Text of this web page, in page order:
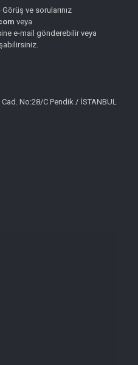
Görüş ve sorularınız
veya
e-mail gönderebilir veya
No:28/C Pendik / İSTANBUL